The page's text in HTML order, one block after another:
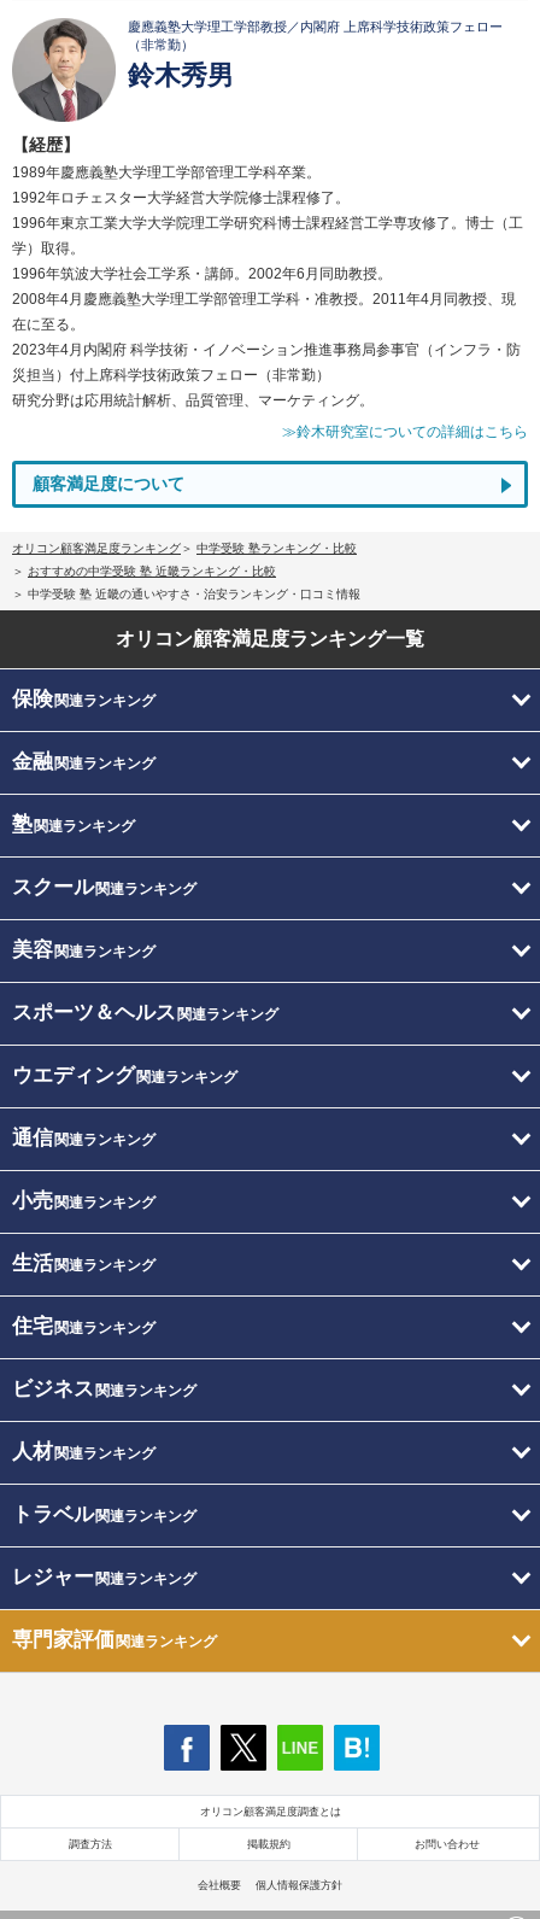
慶應義塾大学理工学部教授／内閣府 上席科学技術政策フェロー
（非常勤）
鈴木秀男
【経歴】
1989年慶應義塾大学理工学部管理工学科卒業。
1992年ロチェスター大学経営大学院修士課程修了。
1996年東京工業大学大学院理工学研究科博士課程経営工学専攻修了。博士（工
学）取得。
1996年筑波大学社会工学系・講師。2002年6月同助教授。
2008年4月慶應義塾大学理工学部管理工学科・准教授。2011年4月同教授、現
在に至る。
2023年4月内閣府 科学技術・イノベーション推進事務局参事官（インフラ・防
災担当）付上席科学技術政策フェロー（非常勤）
研究分野は応用統計解析、品質管理、マーケティング。
≫鈴木研究室についての詳細はこちら
顧客満足度について
オリコン顧客満足度ランキング
中学受験 塾ランキング・比較
おすすめの中学受験 塾 近畿ランキング・比較
中学受験 塾 近畿の通いやすさ・治安ランキング・口コミ情報
オリコン顧客満足度ランキング一覧
保険関連ランキング
金融関連ランキング
塾関連ランキング
スクール関連ランキング
美容関連ランキング
スポーツ＆ヘルス 関連ランキング
ウエディング関連ランキング
通信関連ランキング
小売関連ランキング
生活関連ランキング
住宅関連ランキング
ビジネス 関連ランキング
人材関連ランキング
トラベル関連ランキング
レジャー関連ランキング
専門家評価関連ランキング
オリコン顧客満足度調査とは
調査方法 掲載規約 お問い合わせ
会社概要 個人情報保護方針